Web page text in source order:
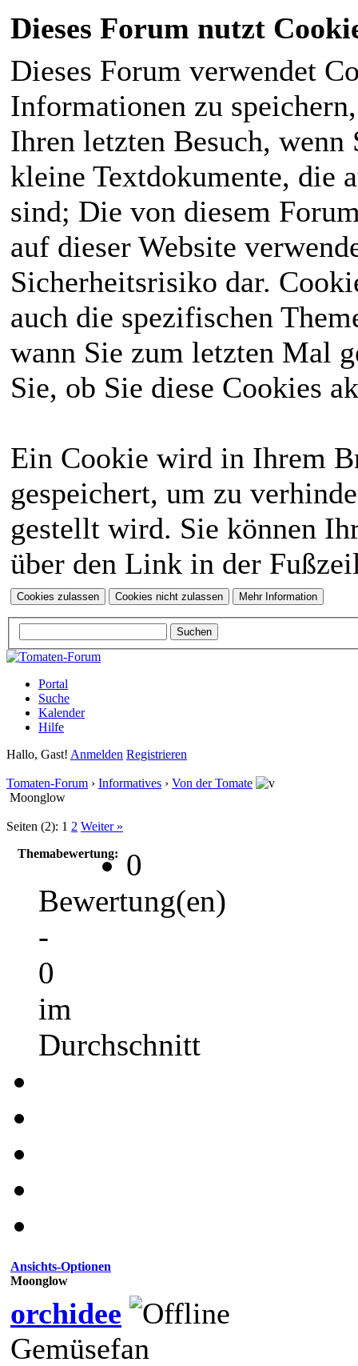
Dieses Forum nutzt
Dieses Forum verwendet
Informationen zu
Ihren letzten Besuch,
kleine Textdokumente, die
sind; Die von diesem
auf dieser Website
Sicherheitsrisiko dar.
auch die spezifischen
wann Sie zum letzten Mal
Sie, ob Sie diese Cookies
Ein Cookie wird in Ihrem
gespeichert, um zu
gestellt wird. Sie können
über den Link in der
Portal
Suche
Kalender
Hilfe
Hallo, Gast! Anmelden Registrieren
Tomaten-Forum › Informatives › Von der Tomate
Moonglow
Seiten (2): 1 2 Weiter »
Themabewertung:
0
Bewertung(en)
-
0
im
Durchschnitt
Ansichts-Optionen
Moonglow
orchidee
Gemüsefan